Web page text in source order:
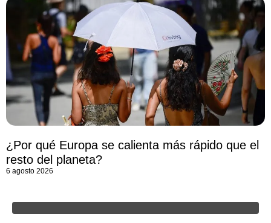
¿Por qué Europa se calienta más rápido que el
resto del planeta?
6 agosto 2026